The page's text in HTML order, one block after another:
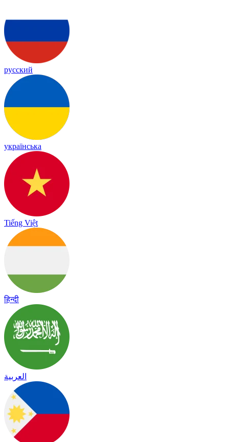
русский
українська
Tiếng Việt
हिन्दी
العربية